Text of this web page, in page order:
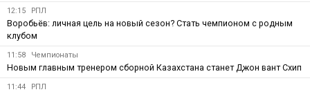
12:15 РПЛ
Воробьёв: личная цель на новый сезон? Стать чемпионом с родным
клубом
11:58 Чемпионаты
Новым главным тренером сборной Казахстана станет Джон вант Схип
11:44 РПЛ